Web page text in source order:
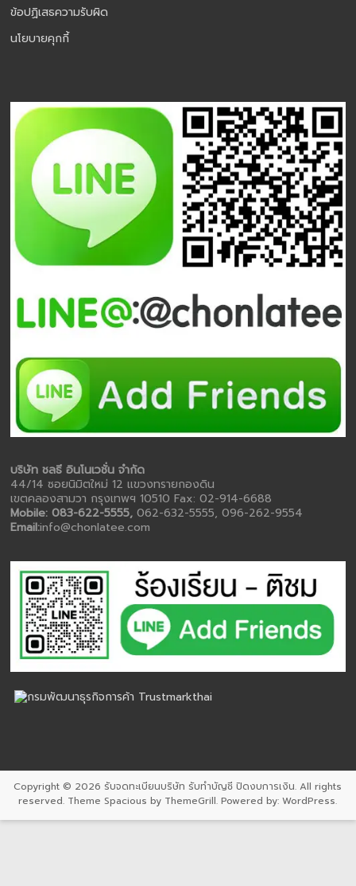
ข้อปฏิเสธความรับผิด
นโยบายคุกกี้
บริษัท ชลธี อินโนเวชั่น จำกัด
44/14 ซอยนิมิตใหม่ 12 แขวงทรายกองดิน
เขตคลองสามวา กรุงเทพฯ 10510 Fax: 02-914-6688
Mobile: 083-622-5555,062-632-5555, 096-262-9554
Email:info@chonlatee.com
Copyright © 2026 รับจดทะเบียนบริษัท รับทำบัญชี ปิดงบการเงิน. All rights
reserved. ThemeSpacious by ThemeGrill. Powered by:WordPress.